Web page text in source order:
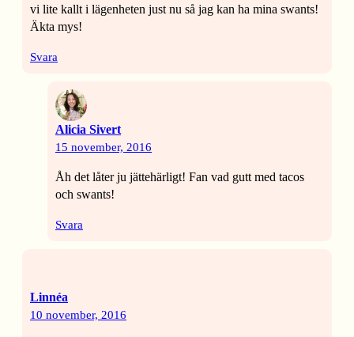
vi lite kallt i lägenheten just nu så jag kan ha mina swants!
Äkta mys!
Svara
Alicia Sivert
15 november, 2016
Åh det låter ju jättehärligt! Fan vad gutt med tacos
och swants!
Svara
Linnéa
10 november, 2016